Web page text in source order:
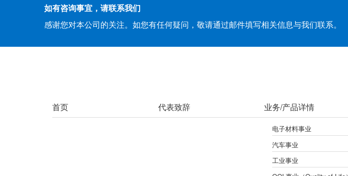
如有咨询事宜，请联系我们
感谢您对本公司的关注。如您有任何疑问，敬请通过邮件填写相关信息与我们联系。
首页 代表致辞 业务/产品详情
电子材料事业
汽车事业
工业事业